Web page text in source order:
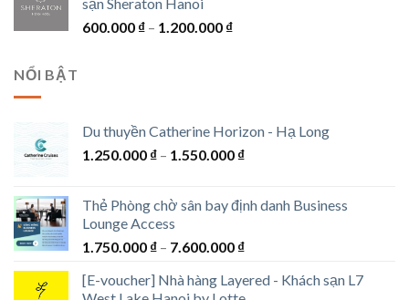
đến
600.000 ₫ – 1.200.000 ₫Khoảng
NỔI BẬT
Du thuyền Catherine Horizon - Hạ Long
1.250.000 ₫ – 1.550.000 ₫Khoảng
1.250.000 ₫
1.550.000 ₫
Thẻ Phòng chờ sân bay định danh Business
Lounge Access
1.750.000 ₫ – 7.600.000 ₫Khoảng
từ
[E-voucher] Nhà hàng Layered - Khách sạn L7